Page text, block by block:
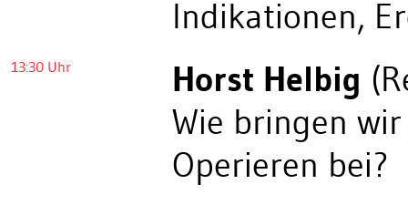
Indikationen,
13:30 Uhr Horst Helbig
Wie bringen
Operieren bei?